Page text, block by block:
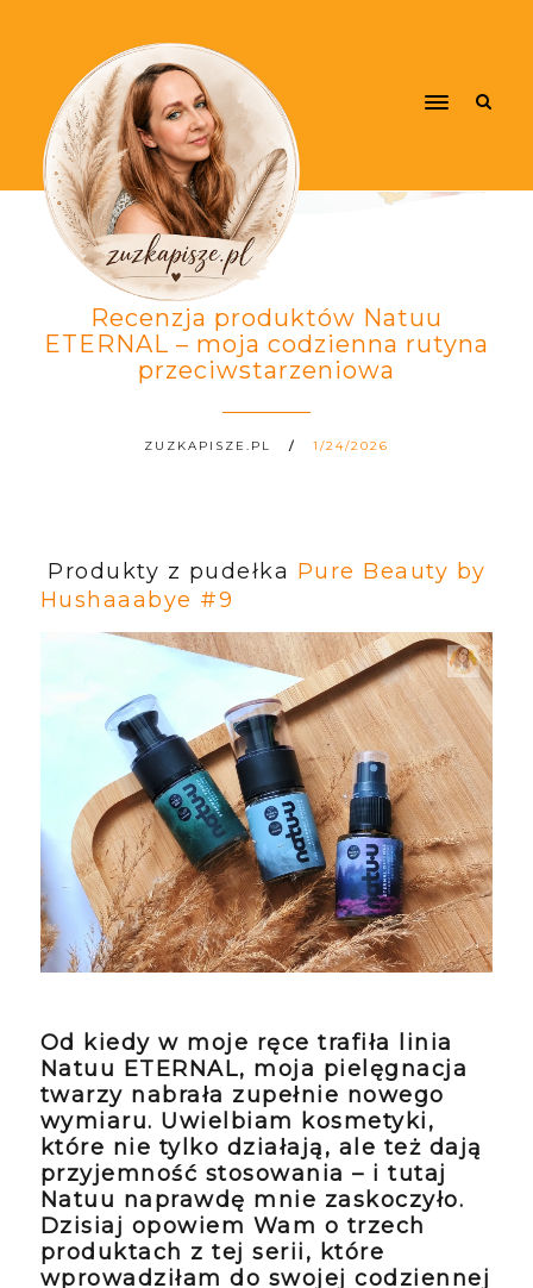
Recenzja produktów Natuu
ETERNAL – moja codzienna rutyna
przeciwstarzeniowa
ZUZKAPISZE.PL 1/24/2026
Produkty z pudełka Pure Beauty by
Hushaaabye #9
Od kiedy w moje ręce trafiła linia
Natuu ETERNAL, moja pielęgnacja
twarzy nabrała zupełnie nowego
wymiaru. Uwielbiam kosmetyki,
które nie tylko działają, ale też dają
przyjemność stosowania – i tutaj
Natuu naprawdę mnie zaskoczyło.
Dzisiaj opowiem Wam o trzech
produktach z tej serii, które
wprowadziłam do swojej codziennej